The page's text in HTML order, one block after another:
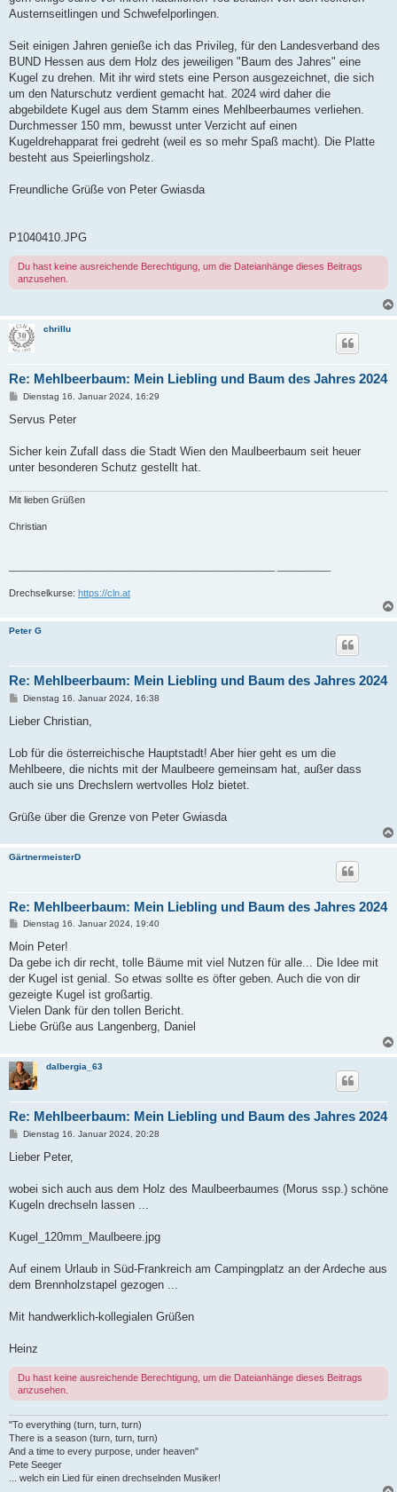
Austernseitlingen und Schwefelporlingen.
Seit einigen Jahren genieße ich das Privileg, für den Landesverband des
BUND Hessen aus dem Holz des jeweiligen "Baum des Jahres" eine
Kugel zu drehen. Mit ihr wird stets eine Person ausgezeichnet, die sich
um den Naturschutz verdient gemacht hat. 2024 wird daher die
abgebildete Kugel aus dem Stamm eines Mehlbeerbaumes verliehen.
Durchmesser 150 mm, bewusst unter Verzicht auf einen
Kugeldrehapparat frei gedreht (weil es so mehr Spaß macht). Die Platte
besteht aus Speierlingsholz.
Freundliche Grüße von Peter Gwiasda
P1040410.JPG
Du hast keine ausreichende Berechtigung, um die Dateianhänge dieses Beitrags
anzusehen.
chrillu
Re: Mehlbeerbaum: Mein Liebling und Baum des Jahres 2024
B
i
a
Dienstag 16. Januar 2024, 16:29
Servus Peter
Sicher kein Zufall dass die Stadt Wien den Maulbeerbaum seit heuer
unter besonderen Schutz gestellt hat.
Mit lieben Grüßen
Christian
Drechselkurse: https://cln.at
Peter G
Re: Mehlbeerbaum: Mein Liebling und Baum des Jahres 2024
B
i
a
Dienstag 16. Januar 2024, 16:38
Lieber Christian,
Lob für die österreichische Hauptstadt! Aber hier geht es um die
Mehlbeere, die nichts mit der Maulbeere gemeinsam hat, außer dass
auch sie uns Drechslern wertvolles Holz bietet.
Grüße über die Grenze von Peter Gwiasda
GärtnermeisterD
Re: Mehlbeerbaum: Mein Liebling und Baum des Jahres 2024
B
i
r
a
Dienstag 16. Januar 2024, 19:40
Moin Peter!
Da gebe ich dir recht, tolle Bäume mit viel Nutzen für alle... Die Idee mit
der Kugel ist genial. So etwas sollte es öfter geben. Auch die von dir
gezeigte Kugel ist großartig.
Vielen Dank für den tollen Bericht.
Liebe Grüße aus Langenberg, Daniel
dalbergia_63
Re: Mehlbeerbaum: Mein Liebling und Baum des Jahres 2024
B
i
a
Dienstag 16. Januar 2024, 20:28
Lieber Peter,
wobei sich auch aus dem Holz des Maulbeerbaumes (Morus ssp.) schöne
Kugeln drechseln lassen ...
Kugel_120mm_Maulbeere.jpg
Auf einem Urlaub in Süd-Frankreich am Campingplatz an der Ardeche aus
dem Brennholzstapel gezogen ...
Mit handwerklich-kollegialen Grüßen
Heinz
Du hast keine ausreichende Berechtigung, um die Dateianhänge dieses Beitrags
anzusehen.
"To everything (turn, turn, turn)
There is a season (turn, turn, turn)
And a time to every purpose, under heaven"
Pete Seeger
... welch ein Lied für einen drechselnden Musiker!